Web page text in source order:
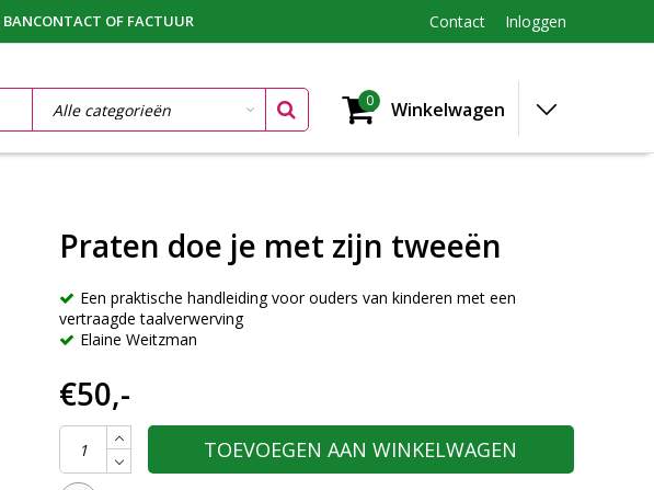
OF FACTUUR Contact Inloggen
0 Winkelwagen
Praten doe je met zijn tweeën
Een praktische handleiding voor ouders van kinderen met een
vertraagde taalverwerving
Elaine Weitzman
€50,-
TOEVOEGEN AAN WINKELWAGEN